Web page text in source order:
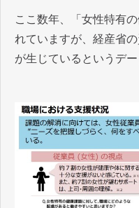
ここ数年、「女性特有
れていますが、経産省
が生じているというデ